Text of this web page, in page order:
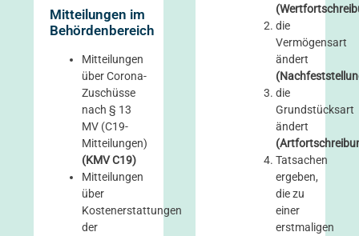
Mitteilungen im
Behördenbereich
Mitteilungen
über Corona-
Zuschüsse
nach § 13
MV (C19-
Mitteilungen)
(KMV C19)
Mitteilungen
über
Kostenerstattungen
der
die
Vermögensart
ändert
die
Grundstücksart
ändert
Tatsachen
ergeben,
die zu
einer
erstmaligen